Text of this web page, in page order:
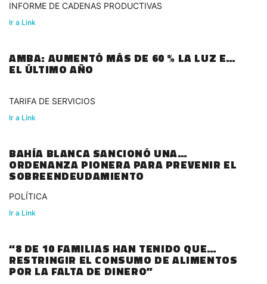
INFORME DE CADENAS PRODUCTIVAS
Ir a Link
AMBA: AUMENTÓ MÁS DE 60 % LA LUZ EN
EL ÚLTIMO AÑO
TARIFA DE SERVICIOS
Ir a Link
BAHÍA BLANCA SANCIONÓ UNA
ORDENANZA PIONERA PARA PREVENIR EL
SOBREENDEUDAMIENTO
POLÍTICA
Ir a Link
“8 DE 10 FAMILIAS HAN TENIDO QUE
RESTRINGIR EL CONSUMO DE ALIMENTOS
POR LA FALTA DE DINERO”